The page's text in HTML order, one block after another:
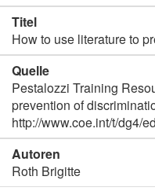
Titel
How to use literature to
Quelle
Pestalozzi Training
prevention of
http://www.coe.int/t/dg4/
Autoren
Roth Brigitte